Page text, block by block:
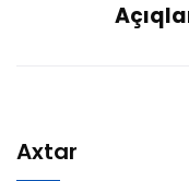
Axtar